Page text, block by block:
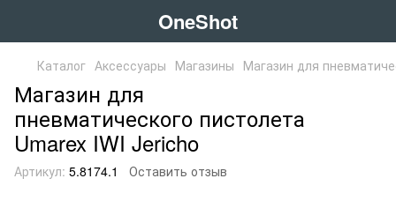
OneShot
Каталог Аксессуары Магазины Магазин для
Магазин для
пневматического пистолета
Umarex IWI Jericho
Артикул: 5.8174.1 Оставить отзыв